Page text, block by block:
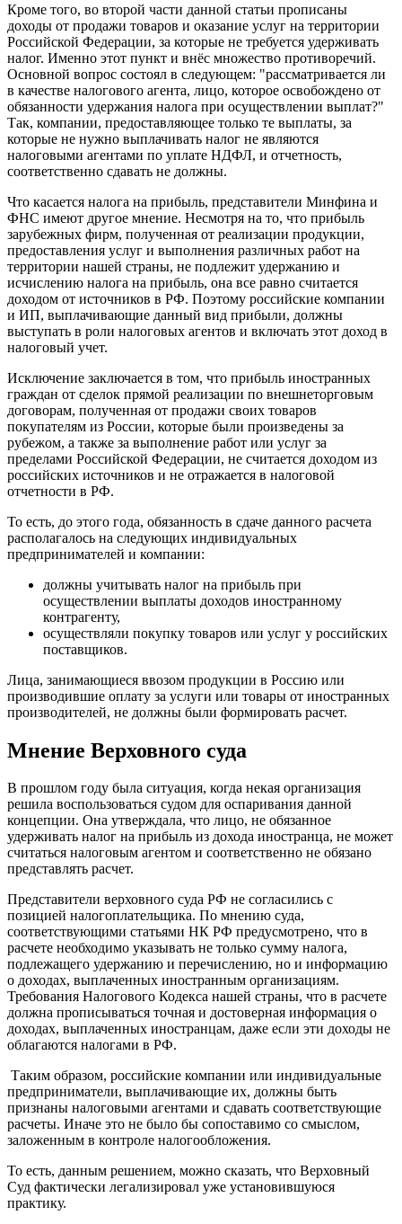
Кроме того, во второй части данной статьи прописаны
доходы от продажи товаров и оказание услуг на территории
Российской Федерации, за которые не требуется удерживать
налог. Именно этот пункт и внёс множество противоречий.
Основной вопрос состоял в следующем: "рассматривается ли
в качестве налогового агента, лицо, которое освобождено от
обязанности удержания налога при осуществлении выплат?"
Так, компании, предоставляющее только те выплаты, за
которые не нужно выплачивать налог не являются
налоговыми агентами по уплате НДФЛ, и отчетность,
соответственно сдавать не должны.
Что касается налога на прибыль, представители Минфина и
ФНС имеют другое мнение. Несмотря на то, что прибыль
зарубежных фирм, полученная от реализации продукции,
предоставления услуг и выполнения различных работ на
территории нашей страны, не подлежит удержанию и
исчислению налога на прибыль, она все равно считается
доходом от источников в РФ. Поэтому российские компании
и ИП, выплачивающие данный вид прибыли, должны
выступать в роли налоговых агентов и включать этот доход в
налоговый учет.
Исключение заключается в том, что прибыль иностранных
граждан от сделок прямой реализации по внешнеторговым
договорам, полученная от продажи своих товаров
покупателям из России, которые были произведены за
рубежом, а также за выполнение работ или услуг за
пределами Российской Федерации, не считается доходом из
российских источников и не отражается в налоговой
отчетности в РФ.
То есть, до этого года, обязанность в сдаче данного расчета
располагалось на следующих индивидуальных
предпринимателей и компании:
должны учитывать налог на прибыль при
осуществлении выплаты доходов иностранному
контрагенту,
осуществляли покупку товаров или услуг у российских
поставщиков.
Лица, занимающиеся ввозом продукции в Россию или
производившие оплату за услуги или товары от иностранных
производителей, не должны были формировать расчет.
Мнение Верховного суда
В прошлом году была ситуация, когда некая организация
решила воспользоваться судом для оспаривания данной
концепции. Она утверждала, что лицо, не обязанное
удерживать налог на прибыль из дохода иностранца, не может
считаться налоговым агентом и соответственно не обязано
представлять расчет.
Представители верховного суда РФ не согласились с
позицией налогоплательщика. По мнению суда,
соответствующими статьями НК РФ предусмотрено, что в
расчете необходимо указывать не только сумму налога,
подлежащего удержанию и перечислению, но и информацию
о доходах, выплаченных иностранным организациям.
Требования Налогового Кодекса нашей страны, что в расчете
должна прописываться точная и достоверная информация о
доходах, выплаченных иностранцам, даже если эти доходы не
облагаются налогами в РФ.
Таким образом, российские компании или индивидуальные
предприниматели, выплачивающие их, должны быть
признаны налоговыми агентами и сдавать соответствующие
расчеты. Иначе это не было бы сопоставимо со смыслом,
заложенным в контроле налогообложения.
То есть, данным решением, можно сказать, что Верховный
Суд фактически легализировал уже установившуюся
практику.